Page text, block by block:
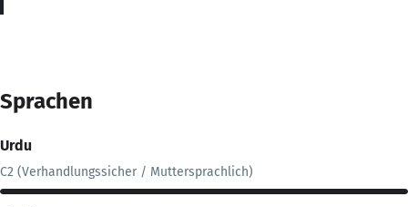
Sprachen
Urdu
C2 (Verhandlungssicher / Muttersprachlich)